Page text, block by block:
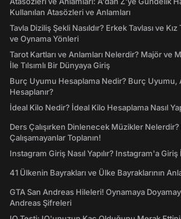
Kullanılan Atasözleri ve Anlamları
Tavla Diziliş Şekli Nasıldır? Erkek Tavlası ve
ve Oynama Yönleri
Tarot Kartları ve Anlamları Nelerdir? Majör ve
İle Tılsımlı Bir Dünyaya Giriş
Burç Uyumu Hesaplama Nedir? Burç Uyumu,
Hesaplanır?
İdeal Kilo Nedir? İdeal Kilo Hesaplama Nasıl
Ders Çalışırken Dinlenecek Müzikler
Çalışamayanlar Toplanın!
Instagram Giriş Nasıl Yapılır? Instagram'a
41 Ülkenin Bayrakları ve Ülke Bayraklarının
GTA San Andreas Hileleri! Oynamaya
Andreas Şifreleri